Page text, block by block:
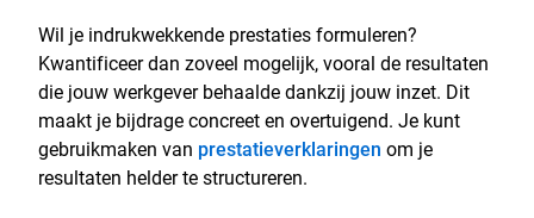
Wil je indrukwekkende prestaties formuleren?
Kwantificeer dan zoveel mogelijk, vooral de resultaten
die jouw werkgever behaalde dankzij jouw inzet. Dit
maakt je bijdrage concreet en overtuigend. Je kunt
gebruikmaken van prestatieverklaringen om je
resultaten helder te structureren.